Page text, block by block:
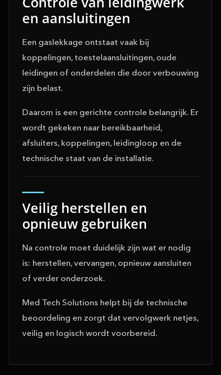
en aansluitingen
Een gaslekkage ontstaat vaak bij
koppelingen, toestelaansluitingen, oude
leidingen of onderdelen die door verbouwing
zijn belast.
Daarom is een gerichte controle belangrijk. Er
wordt gekeken naar bereikbaarheid,
afsluiters, koppelingen, leidingloop en de
technische staat van de installatie.
Veilig herstellen en
opnieuw gebruiken
Na controle moet duidelijk zijn wat er nodig
is: herstellen, vervangen, opnieuw aansluiten
of verder onderzoek.
Med Tech Solutions helpt bij de technische
beoordeling en zorgt dat vervolgwerk netjes,
veilig en logisch wordt voorbereid.